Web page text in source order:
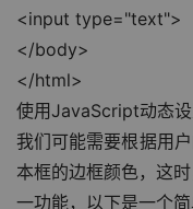
<input type="text">
</body>
</html>
使用JavaScript动态
我们可能需要根据用
本框的边框颜色，这
一功能，以下是一个简